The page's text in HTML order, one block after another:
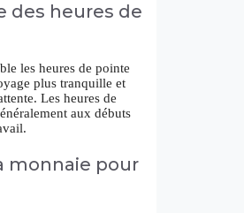
des heures de
les heures de pointe
plus tranquille et
Les heures de
aux débuts
monnaie pour